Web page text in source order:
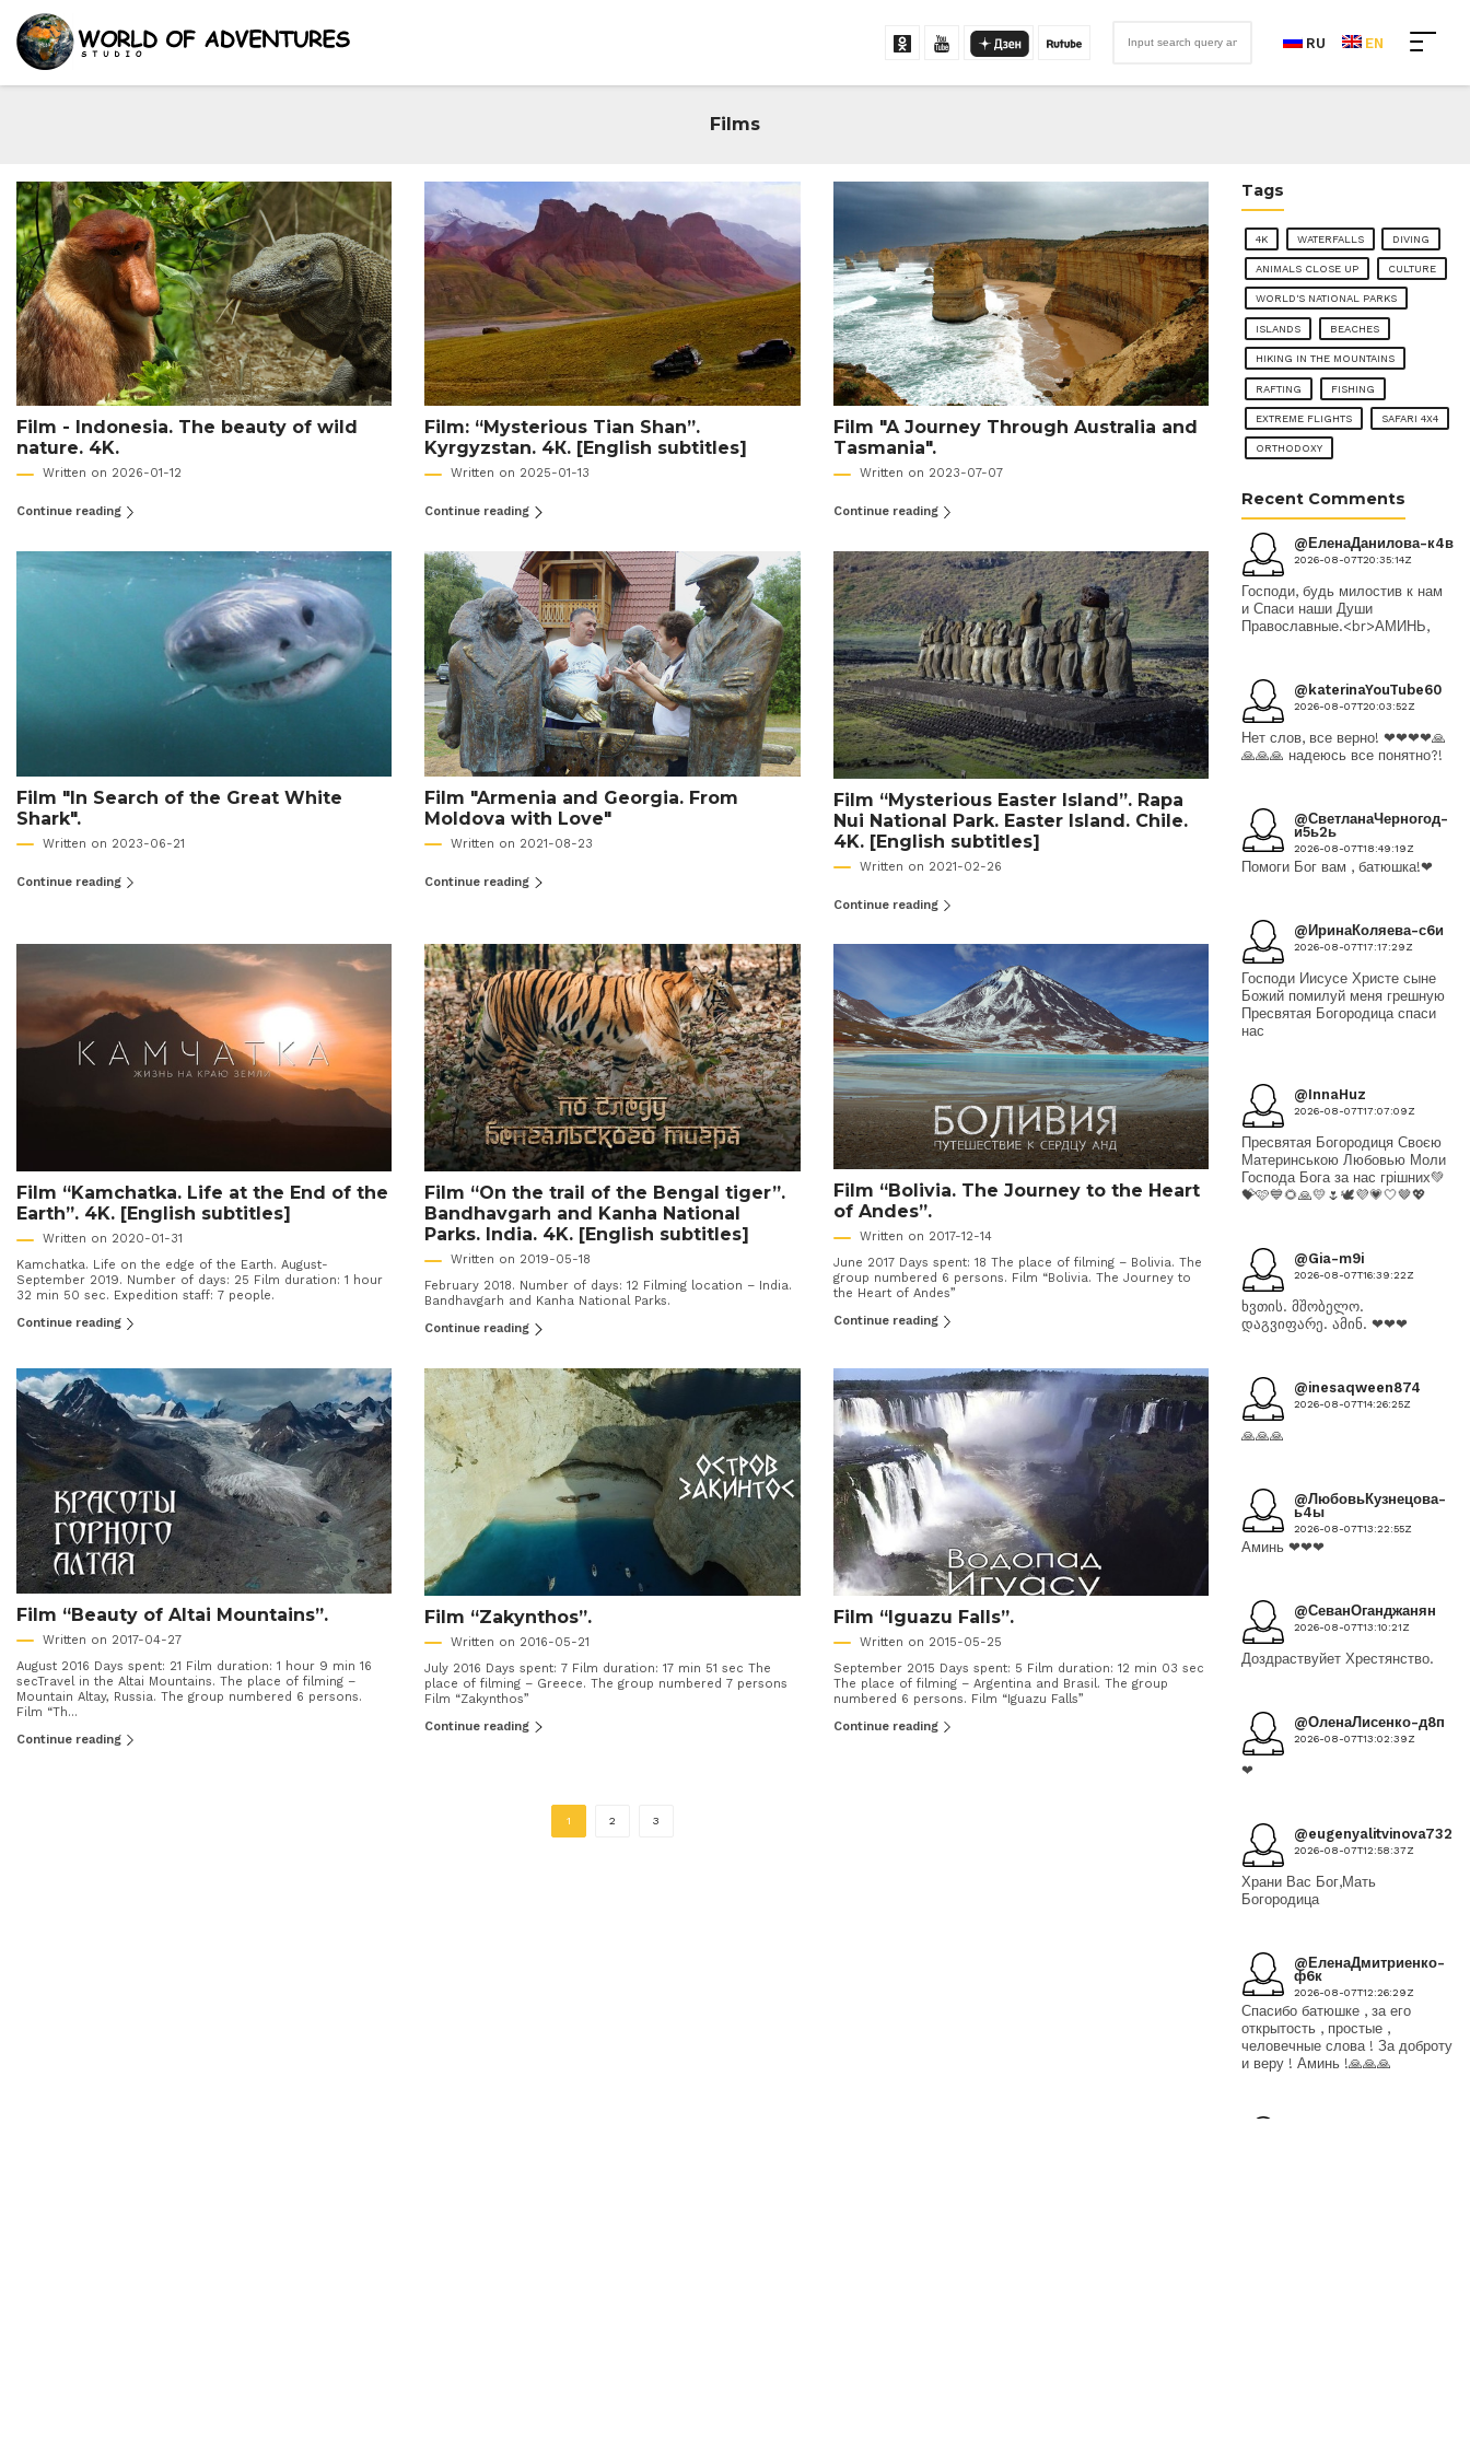
RU EN
Films
Film - Indonesia. The beauty of wild
nature. 4K.
Written on 2026-01-12
Continue reading
Film: “Mysterious Tian Shan”.
Kyrgyzstan. 4К. [English subtitles]
Written on 2025-01-13
Continue reading
Film "A Journey Through Australia and
Tasmania".
Written on 2023-07-07
Continue reading
Film "In Search of the Great White
Shark".
Written on 2023-06-21
Continue reading
Film "Armenia and Georgia. From
Moldova with Love"
Written on 2021-08-23
Continue reading
Film “Mysterious Easter Island”. Rapa
Nui National Park. Easter Island. Chile.
4K. [English subtitles]
Written on 2021-02-26
Continue reading
Film “Kamchatka. Life at the End of the
Earth”. 4K. [English subtitles]
Written on 2020-01-31
Kamchatka. Life on the edge of the Earth. August-
September 2019. Number of days: 25 Film duration: 1 hour
32 min 50 sec. Expedition staff: 7 people.
Continue reading
Film “On the trail of the Bengal tiger”.
Bandhavgarh and Kanha National
Parks. India. 4K. [English subtitles]
Written on 2019-05-18
February 2018. Number of days: 12 Filming location – India.
Bandhavgarh and Kanha National Parks.
Continue reading
Film “Bolivia. The Journey to the Heart
of Andes”.
Written on 2017-12-14
June 2017 Days spent: 18 The place of filming – Bolivia. The
group numbered 6 persons. Film “Bolivia. The Journey to
the Heart of Andes”
Continue reading
Film “Beauty of Altai Mountains”.
Written on 2017-04-27
August 2016 Days spent: 21 Film duration: 1 hour 9 min 16
secTravel in the Altai Mountains. The place of filming –
Mountain Altay, Russia. The group numbered 6 persons.
Film “Th...
Continue reading
Film “Zakynthos”.
Written on 2016-05-21
July 2016 Days spent: 7 Film duration: 17 min 51 sec The
place of filming – Greece. The group numbered 7 persons
Film “Zakynthos”
Continue reading
Film “Iguazu Falls”.
Written on 2015-05-25
September 2015 Days spent: 5 Film duration: 12 min 03 sec
The place of filming – Argentina and Brasil. The group
numbered 6 persons. Film “Iguazu Falls”
Continue reading
1 2 3
Tags
4K WATERFALLS DIVING
ANIMALS CLOSE UP CULTURE
WORLD'S NATIONAL PARKS
ISLANDS BEACHES
HIKING IN THE MOUNTAINS
RAFTING FISHING
EXTREME FLIGHTS SAFARI 4X4
ORTHODOXY
Recent Comments
@ЕленаДанилова-к4в
2026-08-07T20:35:14Z
Господи, будь милостив к нам
и Спаси наши Души
Православные.<br>АМИНЬ,
@katerinaYouTube60
2026-08-07T20:03:52Z
Нет слов, все верно! ❤❤❤❤🙏
🙏🙏🙏 надеюсь все понятно?!
@СветланаЧерногод-
и5ь2ь
2026-08-07T18:49:19Z
Помоги Бог вам , батюшка!❤
@ИринаКоляева-с6и
2026-08-07T17:17:29Z
Господи Иисусе Христе сыне
Божий помилуй меня грешную
Пресвятая Богородица спаси
нас
@InnaHuz
2026-08-07T17:07:09Z
Пресвятая Богородиця Своєю
Материнською Любовью Моли
Господа Бога за нас грішних💚
💝🩷💙🌻🙏💛🌷🕊💜💗🤍🤎💖
@Gia-m9i
2026-08-07T16:39:22Z
ხვთის. მშობელო.
დაგვიფარე. ამინ. ❤❤❤
@inesaqween874
2026-08-07T14:26:25Z
🙏🙏🙏
@ЛюбовьКузнецова-
ь4ы
2026-08-07T13:22:55Z
Аминь ❤❤❤
@СеванОганджанян
2026-08-07T13:10:21Z
Доздраствуйет Хрестянство.
@ОленаЛисенко-д8п
2026-08-07T13:02:39Z
❤
@eugenyalitvinova7328
2026-08-07T12:58:37Z
Храни Вас Бог,Мать
Богородица
@ЕленаДмитриенко-
ф6к
2026-08-07T12:26:29Z
Спасибо батюшке , за его
открытость , простые ,
человечные слова ! За доброту
и веру ! Аминь !🙏🙏🙏